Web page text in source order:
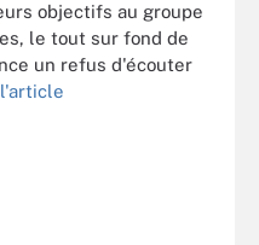
objectifs au groupe
le tout sur fond de
un refus d'écouter